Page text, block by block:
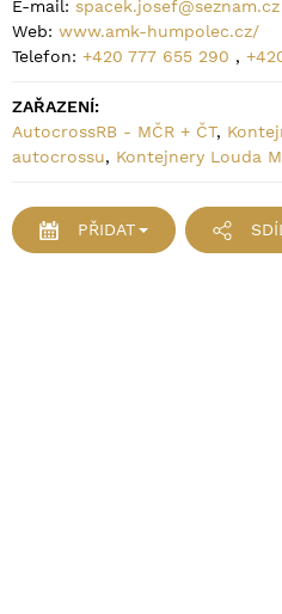
E-mail: spacek.josef@seznam.cz
Web: www.amk-humpolec.cz/
Telefon: +420 777 655 290 ,
ZAŘAZENÍ:
AutocrossRB - MČR + ČT,
autocrossu, Kontejnery Louda
PŘIDAT